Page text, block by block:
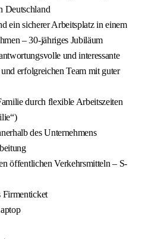
Deutschland
ein sicherer Arbeitsplatz in einem
– 30-jähriges Jubiläum
und interessante
erfolgreichen Team mit guter
durch flexible Arbeitszeiten
des Unternehmens
öffentlichen Verkehrsmitteln – S-